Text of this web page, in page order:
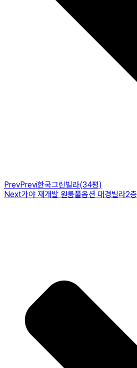
PrevPrevi한국그린빌라(34평)
Next가야 재개발 원룸풀옵션 대경빌라2층